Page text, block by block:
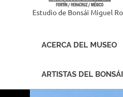
Estudio de Bonsái Miguel
ACERCA DEL MUSEO
ARTISTAS DEL